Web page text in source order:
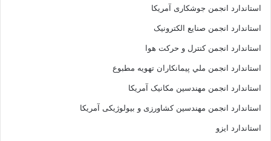
استاندارد انجمن جوشکاری آمریکا
استاندارد انجمن صنايع الکترونيک
استاندارد انجمن کنترل و حرکت هوا
استاندارد انجمن ملي پيمانکاران تهويه مطبوع
استاندارد انجمن مهندسين مکانيک آمريکا
استاندارد انجمن مهندسین کشاورزی و بیولوژیکی آمریکا
استاندارد ایزو